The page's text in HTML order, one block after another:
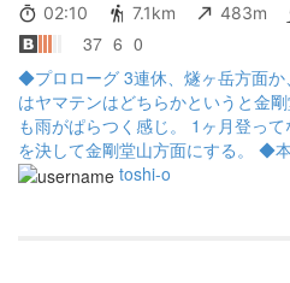
02:10 7.1km 483m
37 6 0
◆プロローグ 3連休、燧ヶ岳方面か、金剛堂山方面を狙う。 天気
はヤマテンはどちらかというと金剛堂山がいい
も雨がぱらつく感じ。 1ヶ月登ってないのでいい加減登ろうと、意
を決して金剛堂山方面にする。 ◆本日の収穫 ①朝早く始めたこと
が良かった。 戻ってきたら駐車場満車でした。 ②下山後の移動toshi-o